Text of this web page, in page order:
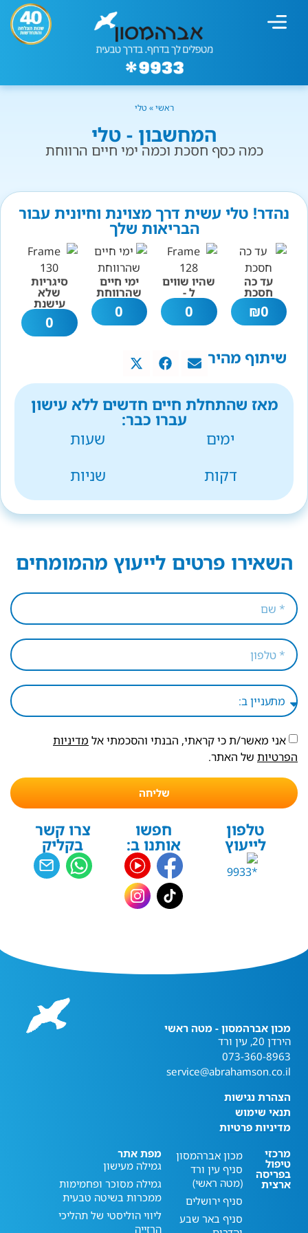
ראשי» טלי
המחשבון - טלי
כמה כסף חסכת וכמה ימי חיים הרווחת
נהדר! טלי עשית דרך מצוינת וחיונית עבור
הבריאות שלך
עד כה
חסכת
0
₪
שהיו שווים
ל -
0
ימי חיים
שהרווחת
0
סיגריות
שלא
עישנת
0
שיתוף מהיר
מאז שהתחלת חיים חדשים ללא עישון
עברו כבר:
ימים
שעות
דקות
שניות
השאירו פרטים לייעוץ מהמומחים
אני מאשר/ת כי קראתי, הבנתי והסכמתי אל מדיניות
הפרטיות של האתר.
שליחה
טלפון
לייעוץ
חפשו
אותנו ב:
צרו קשר
בקליק
מכון אברהמסון - מטה ראשי
הירדן 20, עין ורד
073-360-8963
service@abrahamson.co.il
הצהרת נגישות
תנאי שימוש
מדיניות פרטיות
מרכזי
טיפול
בפריסה
ארצית
מכון אברהמסון
סניף עין ורד
(מטה ראשי)
סניף ירושלים
סניף באר שבע
מפת אתר
גמילה מעישון
גמילה מסוכר ופחמימות
ממכרות בשיטה טבעית
ליווי הוליסטי של תהליכי
הרזייה